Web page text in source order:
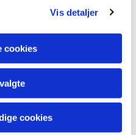
Vis detaljer
cookies
cookies
beskrivelse af de skader, der skal
Dette skal gøres inden marts
antal af sponsorer skal opdateres,
ved større virksomheder o.lign,
bestyrelsen for betaling af et beløb